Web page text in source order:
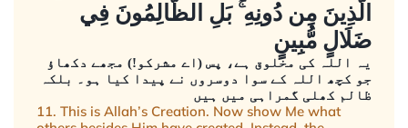
الَّذِينَ مِن دُونِهِ ۚ بَلِ الظَّالِمُونَ فِي
ضَلَالٍ مُّبِينٍ
یہ اللہ کی مخلوق ہے، پس (اے مشرکو!) مجھے دکھاؤ
جو کچھ اللہ کے سوا دوسروں نے پیدا کیا ہو۔ بلکہ
ظالم کھلی گمراہی میں ہیں
11. This is Allah’s Creation. Now show Me what